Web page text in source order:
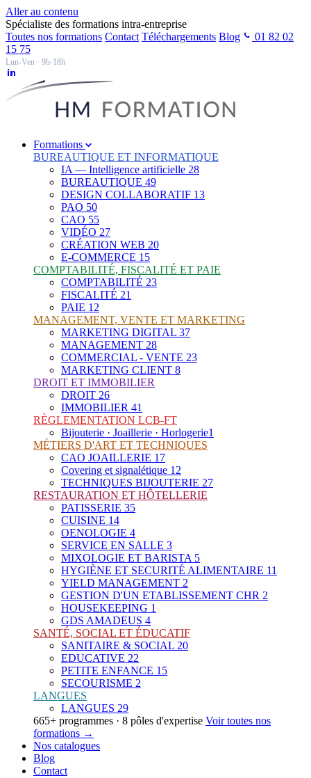
Aller au contenu
Spécialiste des formations intra-entreprise
Toutes nos formations Contact Téléchargements Blog
01 82 02
15 75
Lun-Ven · 9h-18h
Formations
BUREAUTIQUE ET INFORMATIQUE
IA — Intelligence artificielle 28
BUREAUTIQUE 49
DESIGN COLLABORATIF 13
PAO 50
CAO 55
VIDÉO 27
CRÉATION WEB 20
E-COMMERCE 15
COMPTABILITÉ, FISCALITÉ ET PAIE
COMPTABILITÉ 23
FISCALITÉ 21
PAIE 12
MANAGEMENT, VENTE ET MARKETING
MARKETING DIGITAL 37
MANAGEMENT 28
COMMERCIAL - VENTE 23
MARKETING CLIENT 8
DROIT ET IMMOBILIER
DROIT 26
IMMOBILIER 41
RÈGLEMENTATION LCB-FT
Bijouterie · Joaillerie · Horlogerie1
MÉTIERS D'ART ET TECHNIQUES
CAO JOAILLERIE 17
Covering et signalétique 12
TECHNIQUES BIJOUTERIE 27
RESTAURATION ET HÔTELLERIE
PATISSERIE 35
CUISINE 14
OENOLOGIE 4
SERVICE EN SALLE 3
MIXOLOGIE ET BARISTA 5
HYGIÈNE ET SECURITÉ ALIMENTAIRE 11
YIELD MANAGEMENT 2
GESTION D'UN ETABLISSEMENT CHR 2
HOUSEKEEPING 1
GDS AMADEUS 4
SANTÉ, SOCIAL ET ÉDUCATIF
SANITAIRE & SOCIAL 20
EDUCATIVE 22
PETITE ENFANCE 15
SECOURISME 2
LANGUES
LANGUES 29
665+ programmes · 8 pôles d'expertise Voir toutes nos
formations →
Nos catalogues
Blog
Contact